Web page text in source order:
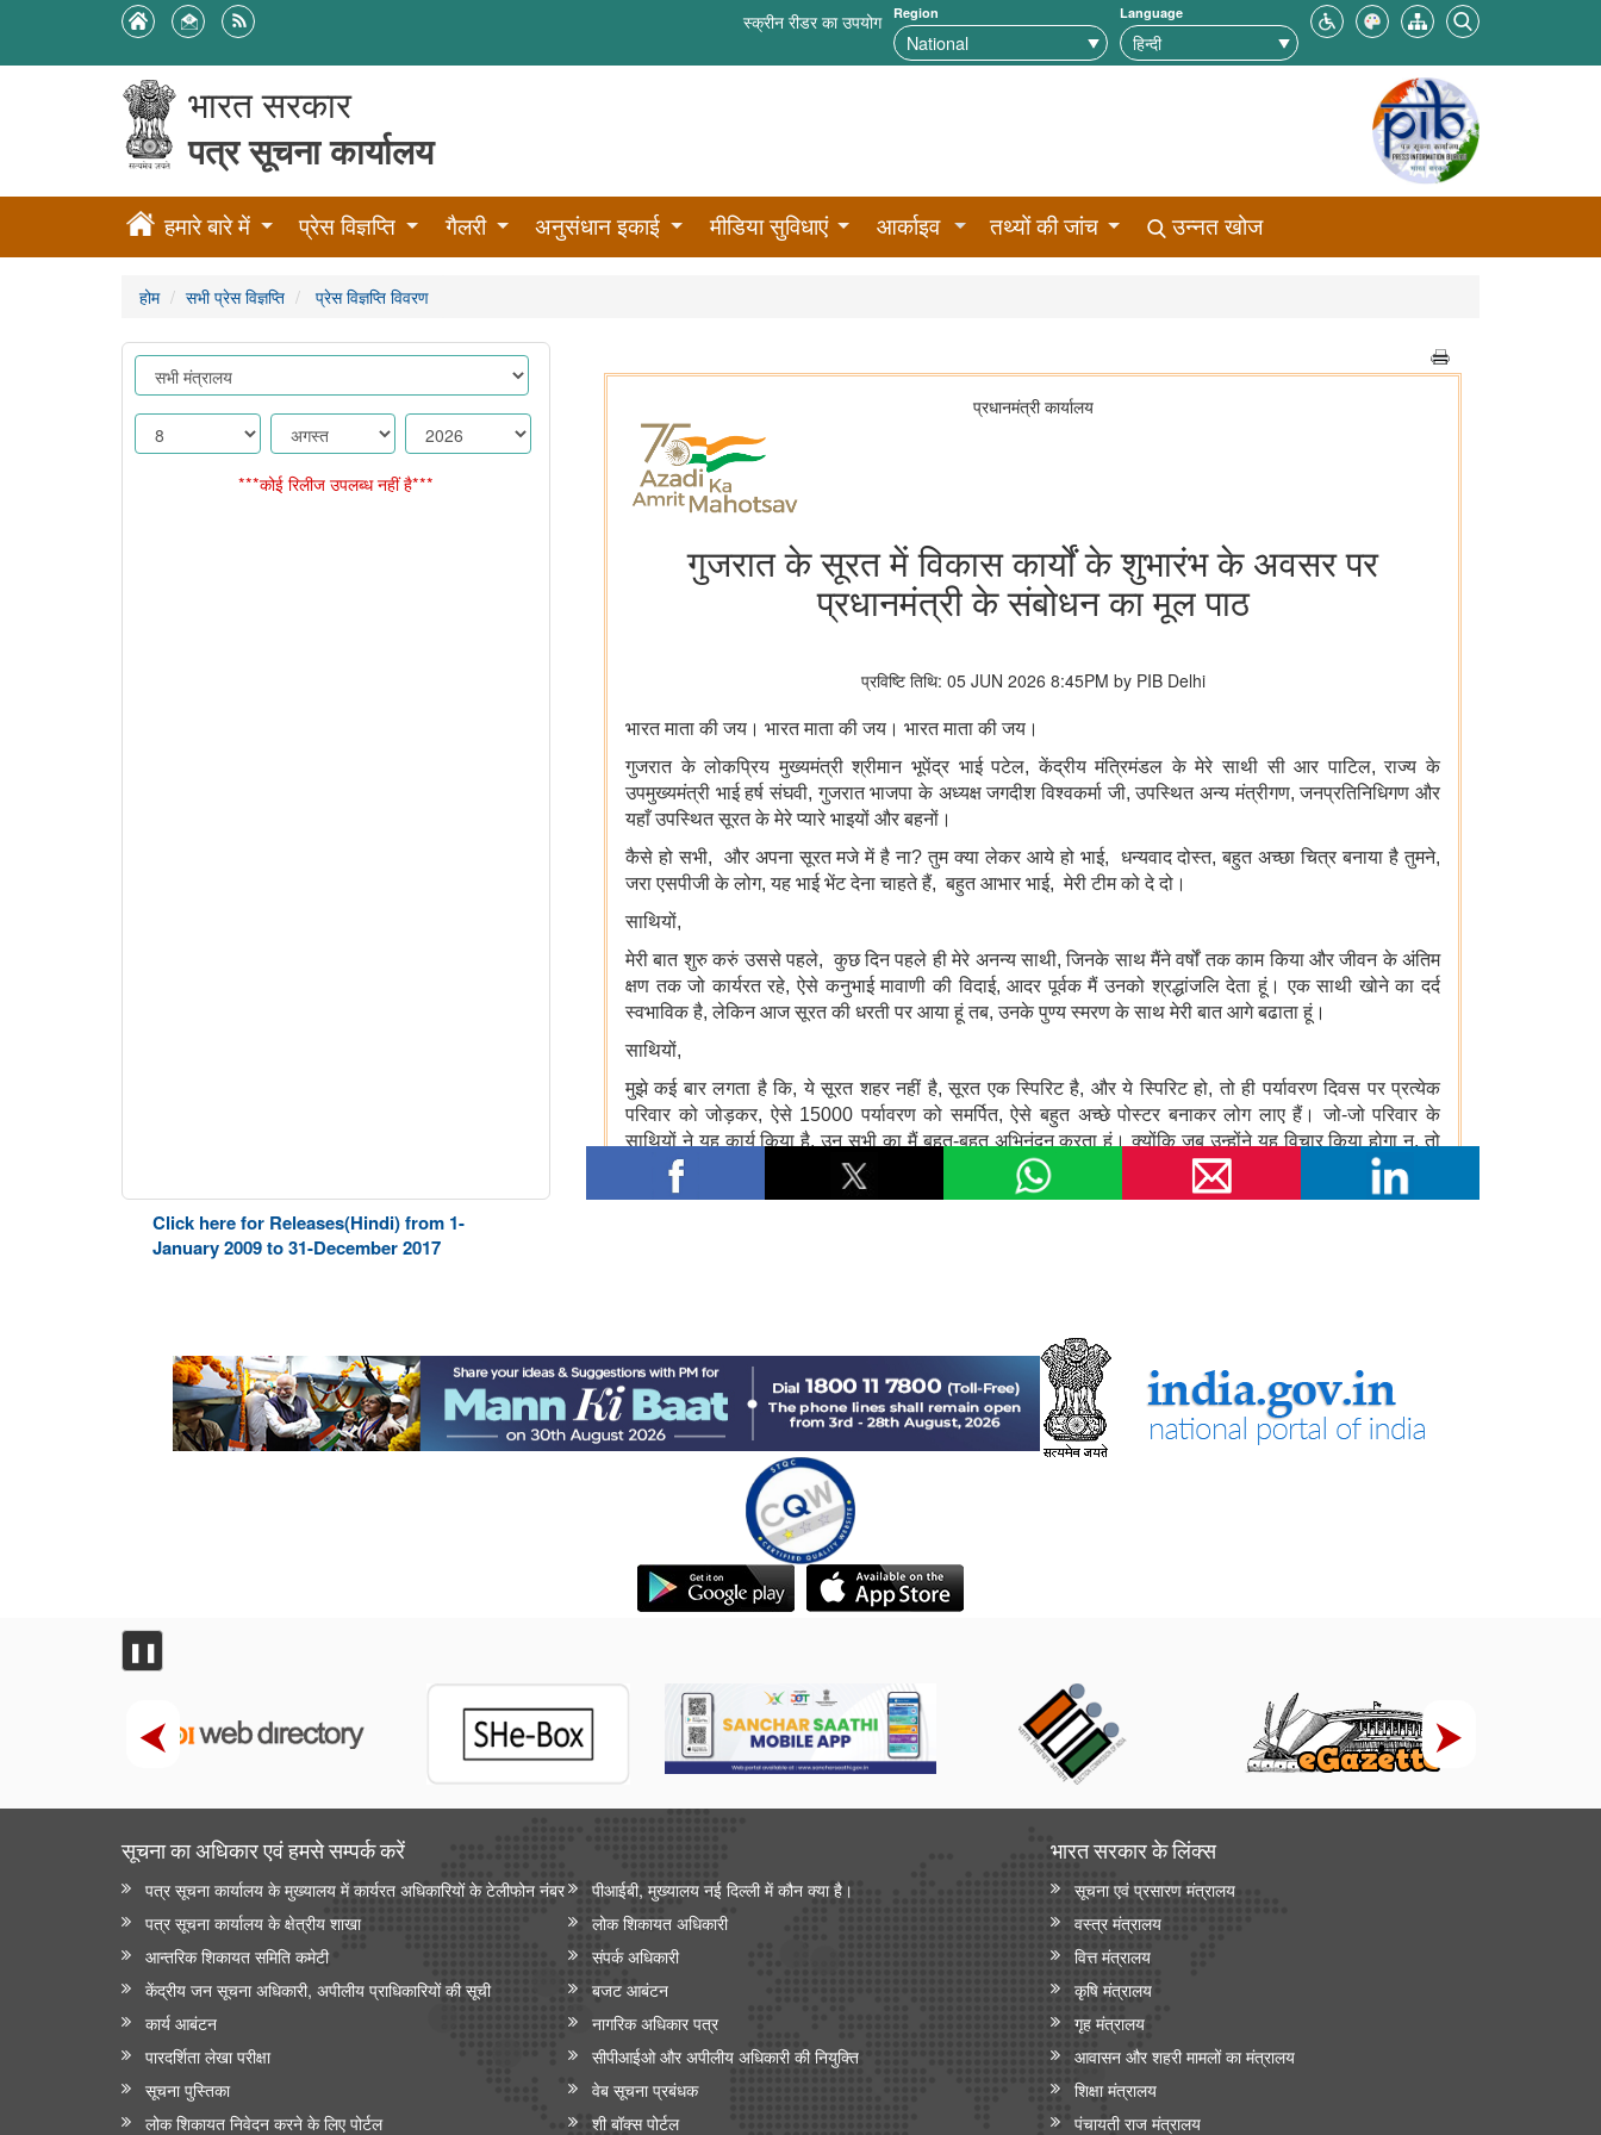
स्क्रीन रीडर का उपयोग Region Language
भारत सरकार
पत्र सूचना कार्यालय
हमारे बारे में प्रेस विज्ञप्ति गैलरी अनुसंधान इकाई मीडिया सुविधाएं आर्काइव तथ्यों की जांच उन्नत खोज
होम सभी प्रेस विज्ञप्ति प्रेस विज्ञप्ति विवरण
***कोई रिलीज उपलब्ध नहीं है***
Click here for Releases(Hindi) from 1-
January 2009 to 31-December 2017
❚❚
सूचना का अधिकार एवं हमसे सम्‍पर्क करें
पत्र सूचना कार्यालय के मुख्यालय में कार्यरत अधिकारियों के टेलीफोन नंबर
पीआईबी, मुख्यालय नई दिल्ली में कौन क्या है।
पत्र सूचना कार्यालय के क्षेत्रीय शाखा
लोक शिकायत अधिकारी
आन्‍तरिक शिकायत समिति कमेटी
संपर्क अधिकारी
केंद्रीय जन सूचना अधिकारी, अपीलीय प्राधिकारियों की सूची
बजट आबंटन
कार्य आबंटन
नागरिक अधिकार पत्र
पारदर्शिता लेखा परीक्षा
सीपीआईओ और अपी‍लीय अधिकारी की नियुक्ति
सूचना पुस्तिका
वेब सूचना प्रबंधक
लोक शिकायत निवेदन करने के लिए पोर्टल
शी बॉक्स पोर्टल
भारत सरकार के लिंक्‍स
सूचना एवं प्रसारण मंत्रालय
वस्त्र मंत्रालय
वित्त मंत्रालय
कृषि मंत्रालय
गृह मंत्रालय
आवासन और शहरी मामलों का मंत्रालय
शिक्षा मंत्रालय
पंचायती राज मंत्रालय